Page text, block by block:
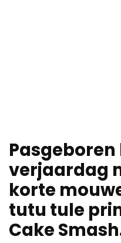
verjaardag
korte
tutu tule
Cake